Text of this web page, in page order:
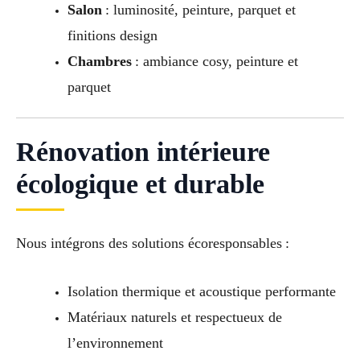
Salon : luminosité, peinture, parquet et
finitions design
Chambres: ambiance cosy, peinture et
parquet
Rénovation intérieure
écologique et durable
Nous intégrons des solutions écoresponsables :
Isolation thermique et acoustique performante
Matériaux naturels et respectueux de
l’environnement